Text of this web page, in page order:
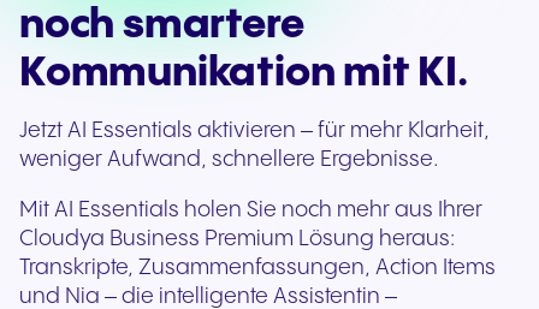
noch smartere
Kommunikation mit KI.
Jetzt AI Essentials aktivieren – für mehr Klarheit,
weniger Aufwand, schnellere Ergebnisse.
Mit AI Essentials holen Sie noch mehr aus Ihrer
Cloudya Business Premium Lösung heraus:
Transkripte, Zusammenfassungen, Action Items
und Nia – die intelligente Assistentin –